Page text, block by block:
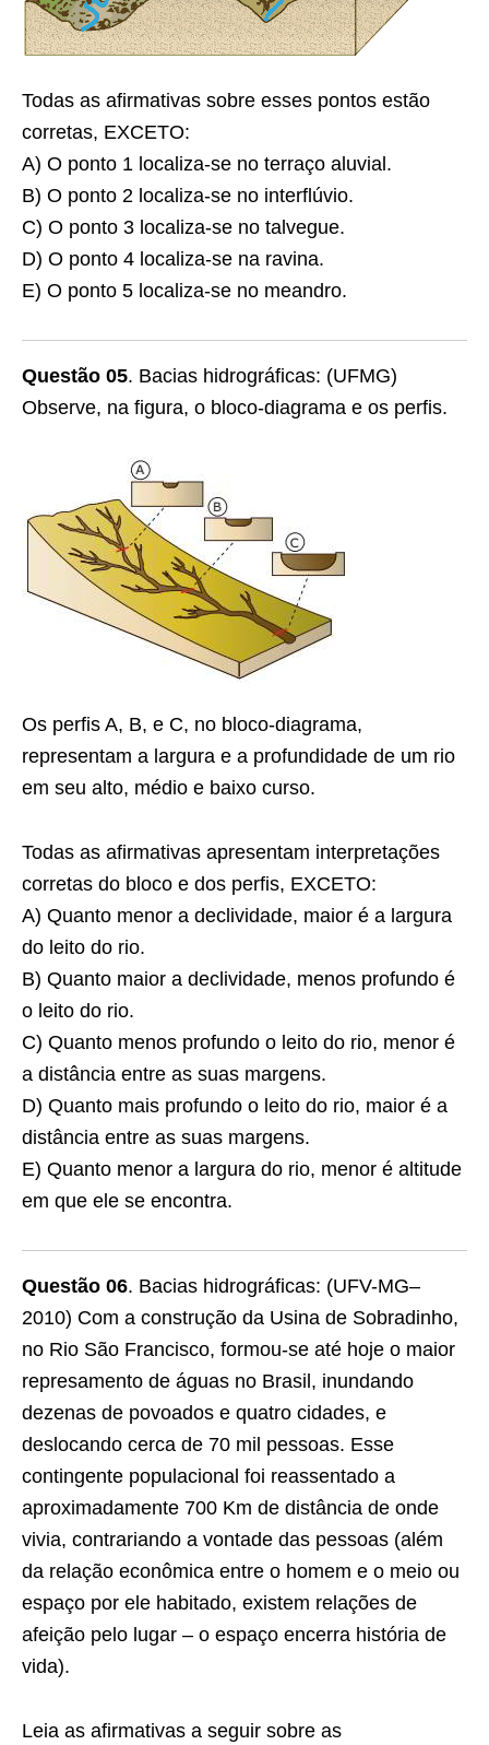
Todas as afirmativas sobre esses pontos estão
corretas, EXCETO:
A) O ponto 1 localiza-se no terraço aluvial.
B) O ponto 2 localiza-se no interﬂúvio.
C) O ponto 3 localiza-se no talvegue.
D) O ponto 4 localiza-se na ravina.
E) O ponto 5 localiza-se no meandro.
Questão 05. Bacias hidrográficas: (UFMG)
Observe, na figura, o bloco-diagrama e os perfis.
Os perfis A, B, e C, no bloco-diagrama,
representam a largura e a profundidade de um rio
em seu alto, médio e baixo curso.
Todas as afirmativas apresentam interpretações
corretas do bloco e dos perfis, EXCETO:
A) Quanto menor a declividade, maior é a largura
do leito do rio.
B) Quanto maior a declividade, menos profundo é
o leito do rio.
C) Quanto menos profundo o leito do rio, menor é
a distância entre as suas margens.
D) Quanto mais profundo o leito do rio, maior é a
distância entre as suas margens.
E) Quanto menor a largura do rio, menor é altitude
em que ele se encontra.
Questão 06. Bacias hidrográficas: (UFV-MG–
2010) Com a construção da Usina de Sobradinho,
no Rio São Francisco, formou-se até hoje o maior
represamento de águas no Brasil, inundando
dezenas de povoados e quatro cidades, e
deslocando cerca de 70 mil pessoas. Esse
contingente populacional foi reassentado a
aproximadamente 700 Km de distância de onde
vivia, contrariando a vontade das pessoas (além
da relação econômica entre o homem e o meio ou
espaço por ele habitado, existem relações de
afeição pelo lugar – o espaço encerra história de
vida).
Leia as afirmativas a seguir sobre as